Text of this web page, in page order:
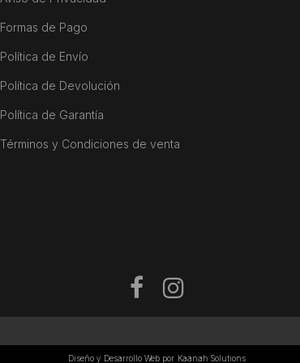
Formas de Pago
Política de Envío
Política de Devolución
Política de Garantía
Términos y Condiciones de venta
Diseño y Desarrollo Web por Kaanah Solutions